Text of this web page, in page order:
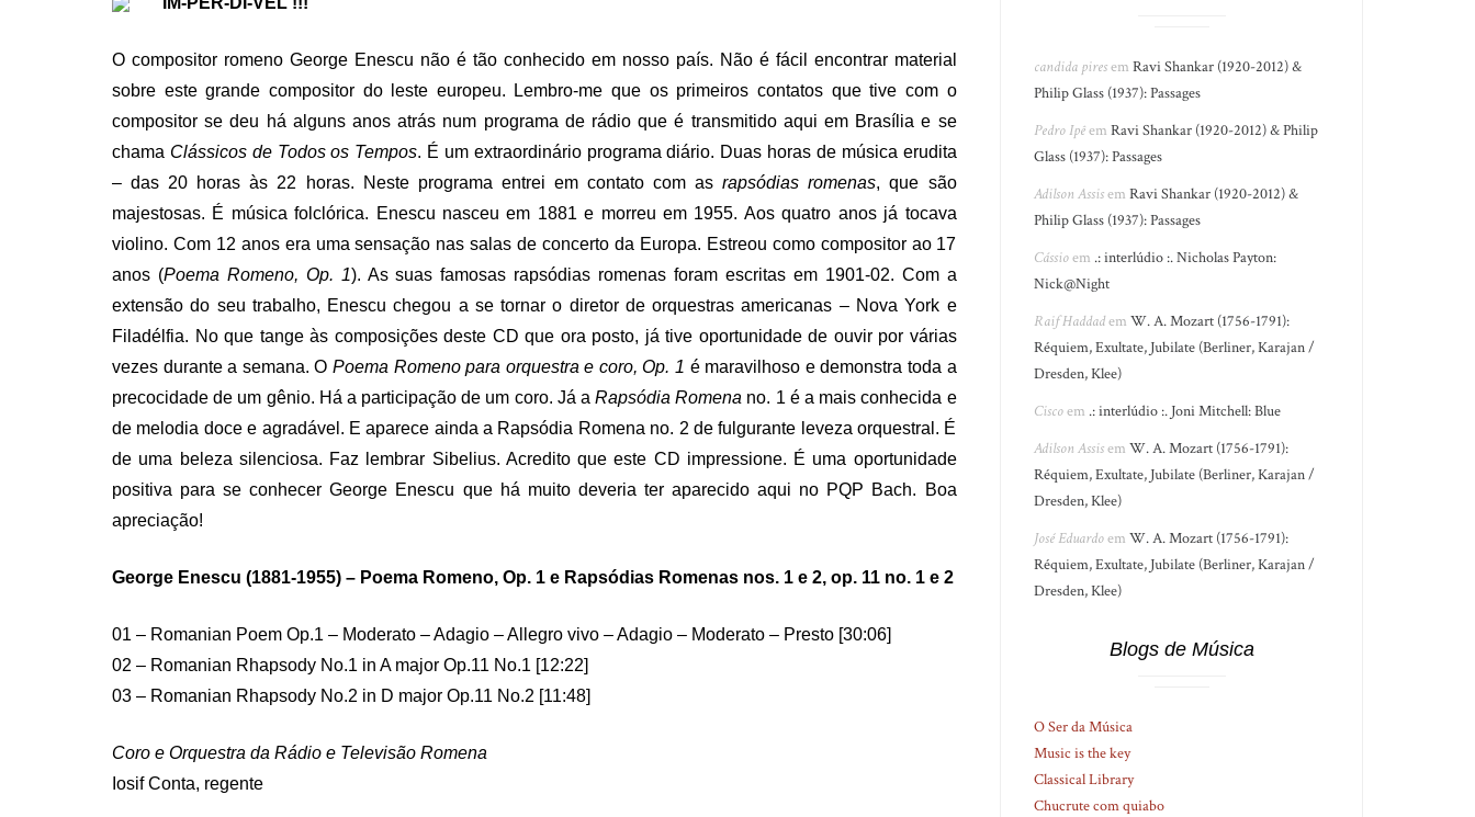
O compositor romeno George Enescu não é tão conhecido em nosso país. Não é fácil encontrar material
sobre este grande compositor do leste europeu. Lembro-me que os primeiros contatos que tive com o
compositor se deu há alguns anos atrás num programa de rádio que é transmitido aqui em Brasília e se
chama Clássicos de Todos os Tempos. É um extraordinário programa diário. Duas horas de música erudita
– das 20 horas às 22 horas. Neste programa entrei em contato com asrapsódias romenas, que são
majestosas. É música folclórica. Enescu nasceu em 1881 e morreu em 1955. Aos quatro anos já tocava
violino. Com 12 anos era uma sensação nas salas de concerto da Europa. Estreou como compositor ao 17
anos (Poema Romeno, Op. 1). As suas famosas rapsódias romenas foram escritas em 1901-02. Com a
extensão do seu trabalho, Enescu chegou a se tornar o diretor de orquestras americanas – Nova York e
Filadélfia. No que tange às composições deste CD que ora posto, já tive oportunidade de ouvir por várias
vezes durante a semana. O Poema Romeno para orquestra e coro, Op. 1 é maravilhoso e demonstra toda a
precocidade de um gênio. Há a participação de um coro. Já aRapsódia Romena no. 1 é a mais conhecida e
de melodia doce e agradável. E aparece ainda a Rapsódia Romena no. 2 de fulgurante leveza orquestral. É
de uma beleza silenciosa. Faz lembrar Sibelius. Acredito que este CD impressione. É uma oportunidade
positiva para se conhecer George Enescu que há muito deveria ter aparecido aqui no PQP Bach. Boa
apreciação!
George Enescu (1881-1955) – Poema Romeno, Op. 1 e Rapsódias Romenas nos. 1 e 2, op. 11 no. 1 e 2
01 – Romanian Poem Op.1 – Moderato – Adagio – Allegro vivo – Adagio – Moderato – Presto [30:06]
02 – Romanian Rhapsody No.1 in A major Op.11 No.1 [12:22]
03 – Romanian Rhapsody No.2 in D major Op.11 No.2 [11:48]
Coro e Orquestra da Rádio e Televisão Romena
Iosif Conta, regente
candida piresemRavi Shankar (1920-2012) &
Philip Glass (1937): Passages
Pedro IpêemRavi Shankar (1920-2012) & Philip
Glass (1937): Passages
Adilson AssisemRavi Shankar (1920-2012) &
Philip Glass (1937): Passages
Cássioem .: interlúdio :. Nicholas Payton:
Nick@Night
Raif HaddademW. A. Mozart (1756-1791):
Réquiem, Exultate, Jubilate (Berliner, Karajan /
Dresden, Klee)
Ciscoem .: interlúdio :. Joni Mitchell: Blue
Adilson AssisemW. A. Mozart (1756-1791):
Réquiem, Exultate, Jubilate (Berliner, Karajan /
Dresden, Klee)
José EduardoemW. A. Mozart (1756-1791):
Réquiem, Exultate, Jubilate (Berliner, Karajan /
Dresden, Klee)
Blogs de Música
O Ser da Música
Music is the key
Classical Library
Chucrute com quiabo